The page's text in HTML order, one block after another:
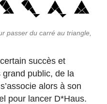
passer du carré au triangle,
succès et
grand public, de la
alors à son
pour lancer D*Haus.